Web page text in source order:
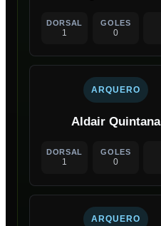
DORSAL
1
GOLES
0
ARQUERO
Aldair Quintana
DORSAL
1
GOLES
0
ARQUERO